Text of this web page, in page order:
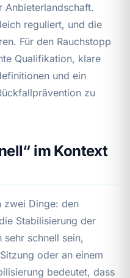
Anbieterlandschaft.
reguliert, und die
Für den Rauchstopp
Qualifikation, klare
und ein
zu
im Kontext
zwei Dinge: den
Stabilisierung der
schnell sein,
oder an einem
bedeutet, dass